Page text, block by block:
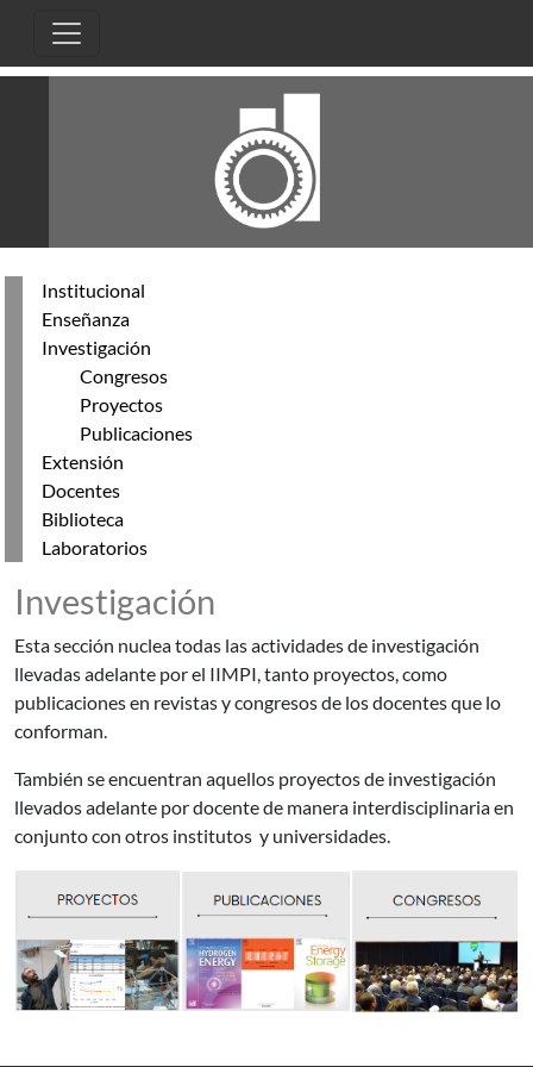
Institucional
Enseñanza
Investigación
Congresos
Proyectos
Publicaciones
Extensión
Docentes
Biblioteca
Laboratorios
Investigación
Esta sección nuclea todas las actividades de investigación
llevadas adelante por el IIMPI, tanto proyectos, como
publicaciones en revistas y congresos de los docentes que lo
conforman.
También se encuentran aquellos proyectos de investigación
llevados adelante por docente de manera interdisciplinaria en
conjunto con otros institutos y universidades.